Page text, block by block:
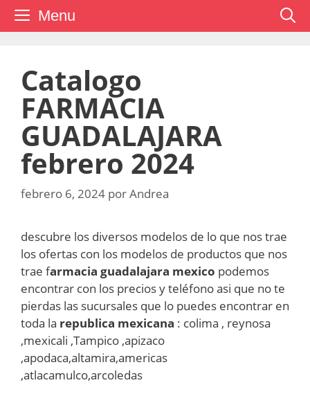
Saltar Menu
Catalogo
FARMACIA
GUADALAJARA
febrero 2024
febrero 6, 2024 porAndrea
descubre los diversos modelos de lo que nos trae
los ofertas con los modelos de productos que nos
trae farmacia guadalajara mexico podemos
encontrar con los precios y teléfono asi que no te
pierdas las sucursales que lo puedes encontrar en
toda la republica mexicana : colima , reynosa
,mexicali ,Tampico ,apizaco
,apodaca,altamira,americas
,atlacamulco,arcoledas